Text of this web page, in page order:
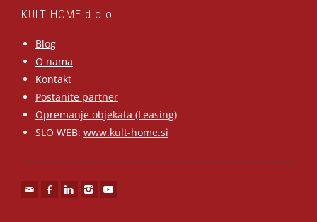
KULT HOME d.o.o.
Blog
O nama
Kontakt
Postanite partner
Opremanje objekata (Leasing)
SLO WEB: www.kult-home.si